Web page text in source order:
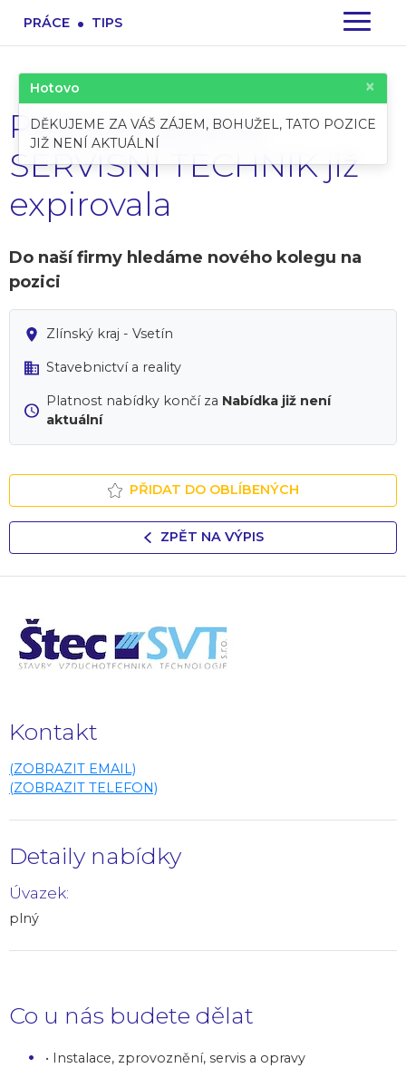
PRÁCE . TIPS
Pracovní pozice:
SERVISNÍ TECHNIK již
expirovala
Do naší firmy hledáme nového kolegu na
pozici
Zlínský kraj - Vsetín
Stavebnictví a reality
Platnost nabídky končí za Nabídka již není
aktuální
PŘIDAT DO OBLÍBENÝCH
ZPĚT NA VÝPIS
Kontakt
(ZOBRAZIT EMAIL)
(ZOBRAZIT TELEFON)
Detaily nabídky
Úvazek:
plný
Co u nás budete dělat
• Instalace, zprovoznění, servis a opravy
Hotovo ×
DĚKUJEME ZA VÁŠ ZÁJEM, BOHUŽEL, TATO POZICE
JIŽ NENÍ AKTUÁLNÍ